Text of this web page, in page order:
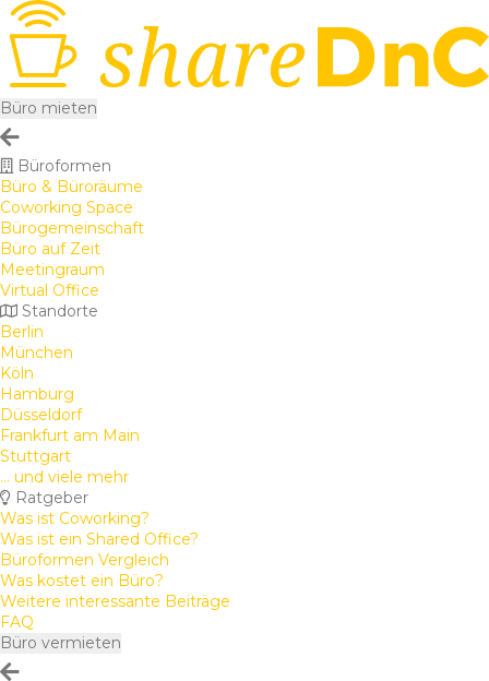
Büro mieten
Büroformen
Büro & Büroräume
Coworking Space
Bürogemeinschaft
Büro auf Zeit
Meetingraum
Virtual Office
Standorte
Berlin
München
Köln
Hamburg
Düsseldorf
Frankfurt am Main
Stuttgart
... und viele mehr
Ratgeber
Was ist Coworking?
Was ist ein Shared Office?
Büroformen Vergleich
Was kostet ein Büro?
Weitere interessante Beiträge
FAQ
Büro vermieten